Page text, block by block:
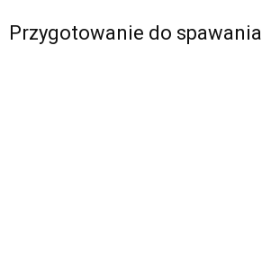
Przygotowanie do spawania